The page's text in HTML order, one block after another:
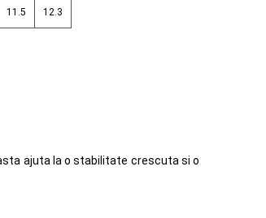
11.5 12.3
ajuta la o stabilitate crescuta si o